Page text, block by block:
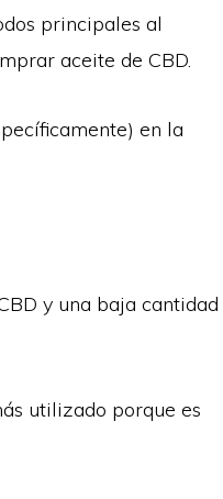
principales al
aceite de CBD.
en la
y una baja cantidad
utilizado porque es